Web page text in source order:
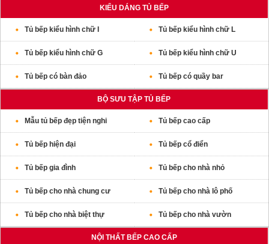
KIỂU DÁNG TỦ BẾP
Tủ bếp kiểu hình chữ I Tủ bếp kiểu hình chữ L
Tủ bếp kiểu hình chữ G Tủ bếp kiểu hình chữ U
Tủ bếp có bàn đảo Tủ bếp có quầy bar
BỘ SƯU TẬP TỦ BẾP
Mẫu tủ bếp đẹp tiện nghi Tủ bếp cao cấp
Tủ bếp hiện đại Tủ bếp cổ điển
Tủ bếp gia đình Tủ bếp cho nhà nhỏ
Tủ bếp cho nhà chung cư Tủ bếp cho nhà lô phố
Tủ bếp cho nhà biệt thự Tủ bếp cho nhà vườn
NỘI THẤT BẾP CAO CẤP